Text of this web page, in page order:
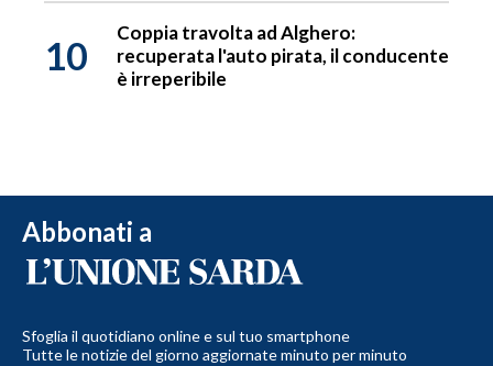
10
Coppia travolta ad Alghero:
recuperata l'auto pirata, il conducente
è irreperibile
Abbonati a
Sfoglia il quotidiano online e sul tuo smartphone
Tutte le notizie del giorno aggiornate minuto per minuto